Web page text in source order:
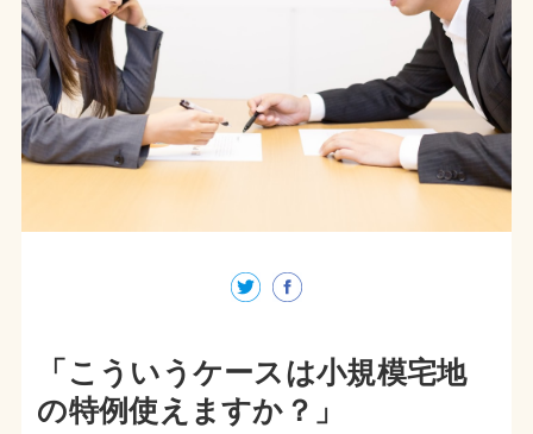
「こういうケースは小規模宅地
の特例使えますか？」